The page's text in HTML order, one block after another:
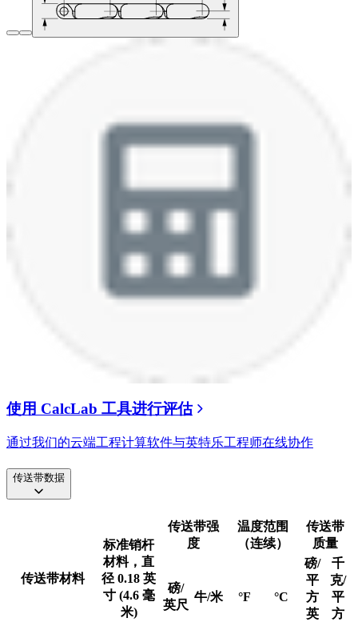
使用 CalcLab 工具进行评估
通过我们的云端工程计算软件与英特乐工程师在线协作
传送带数据
传送带材料
标准销杆
材料，直
径 0.18 英
寸 (4.6 毫
米)
传送带强
度
温度范围
（连续）
传送带
质量
磅/
英尺
牛/米 °F °C
磅/
平
方
英
千
克/
平
方